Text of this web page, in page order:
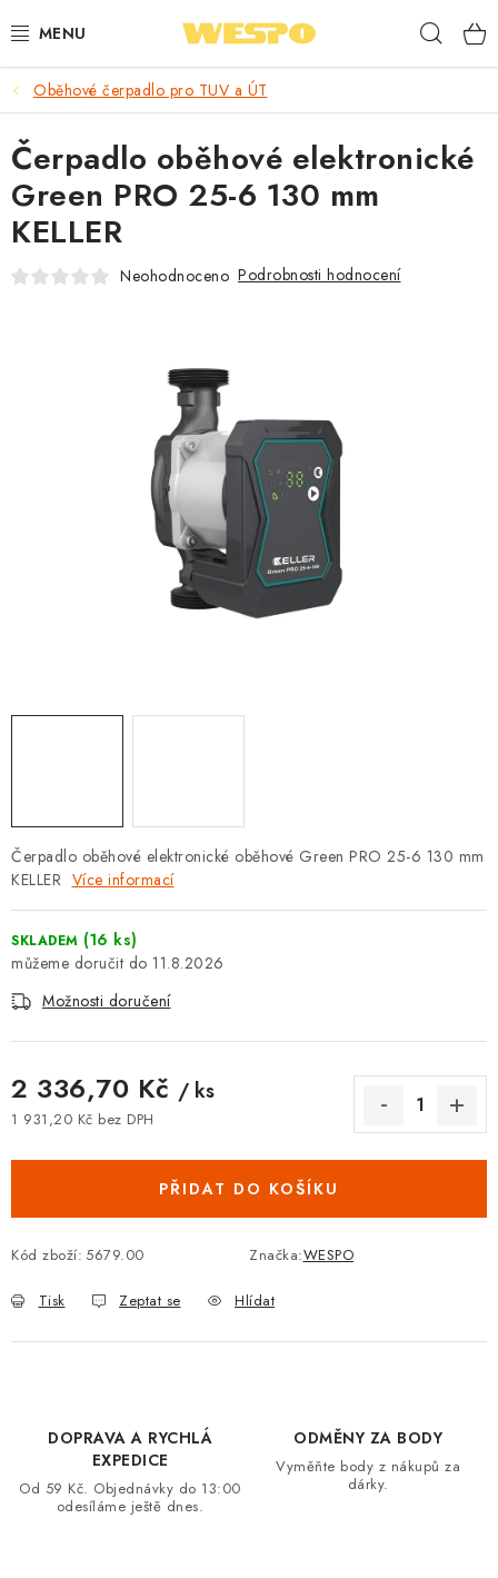
na
ARMATURY PRO TOPENÍ A VODU
TOPENÍ A OHŘEV VODY
TVAROVKY A TRUBKY
VODOINSTALACE
⭐ NEJLÉPE HODNOCENÉ
🎁 ODMĚNY ZA BODY
O NÁS
🚚 STAV OBJEDNÁVKY
DOPRAVA A PLATBA
MOJE OBJEDNÁVKA
Hodnocení obchodu 🚚 Stav objednávky
Moje objednávka
Oběhové čerpadlo pro TUV a ÚT
Čerpadlo oběhové elektronické oběhové Green PRO 25-6 130 mm
KELLER Více informací
SKLADEM (16 ks)
11.8.2026
Možnosti doručení
2 336,70 Kč / ks
1 931,20 Kč bez DPH
PŘIDAT DO KOŠÍKU
Kód zboží: 5679.00 Značka:WESPO
Tisk Zeptat se Hlídat
Čerpadlo oběhové elektronické
Green PRO 25-6 130 mm
KELLER
Neohodnoceno Podrobnosti hodnocení
DOPRAVA A RYCHLÁ
EXPEDICE
Od 59 Kč. Objednávky do 13:00
odesíláme ještě dnes.
ODMĚNY ZA BODY
Vyměňte body z nákupů za
dárky.